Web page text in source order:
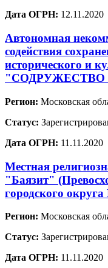
Дата ОГРН: 12.11.2020
Автономная
содействия
исторического и
"СОДРУЖЕСТВО
Регион: Московская
Статус:
Дата ОГРН: 11.11.2020
Местная
"Баязит"
городского
Регион: Московская
Статус:
Дата ОГРН: 11.11.2020